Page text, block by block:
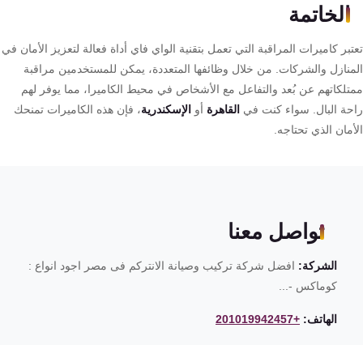
الخاتمة
كاميرات المراقبة التي تعمل بتقنية الواي فاي أداة فعالة لتعزيز الأمان في
والشركات. من خلال وظائفها المتعددة، يمكن للمستخدمين مراقبة
عن بُعد والتفاعل مع الأشخاص في محيط الكاميرا، مما يوفر لهم
البال. سواء كنت فيالقاهرةأوالإسكندرية ، فإن هذه الكاميرات تمنحك
الذي تحتاجه.
تواصل معنا
الشركة:افضل شركة تركيب وصيانة الانتركم فى مصر اجود انواع :
كوماكس -...
الهاتف: +201019942457